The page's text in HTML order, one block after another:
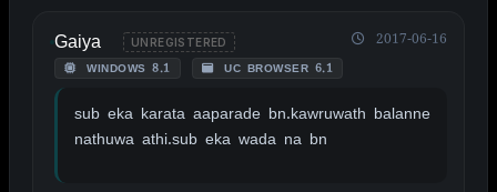
Gaiya UNREGISTERED
WINDOWS 8.1 UC BROWSER 6.1
2017-06-16
sub eka karata aaparade bn.kawruwath balanne
nathuwa athi.sub eka wada na bn